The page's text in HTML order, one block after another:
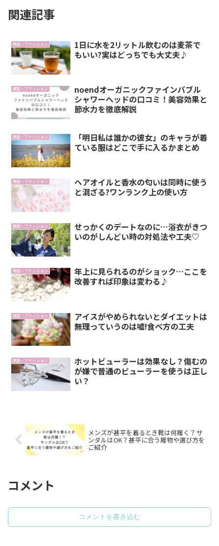
関連記事
美容・ファッション
1日に水を2リットル飲むのは麦茶で
もいい?実はどっちでも大丈夫♪
美容・ファッション
noendオーガニックファインバブル
シャワーヘッドの口コミ！美容効果と
節水力を徹底解説
美容・ファッション
「明日私は誰かの彼女」のキャラが着
ている服はどこで手に入るかまとめ
美容・ファッション
ヘアオイルと香水の匂いは同時に使う
と混ざる?ワンランク上の使い方
美容・ファッション
せっかくのデートなのに…浴衣がきつ
いのがしんどい時の対処法や工夫♡
美容・ファッション
年上に見られるのがショック…ここを
改善すれば印象は変わる♪
美容・ファッション
アイスがやめられないとダイエットは
無理っていうのは嘘!食べ方の工夫
美容・ファッション
ホットビューラーは効果なし？傷むの
が嫌で普通のビューラーを使うは正し
い？
メンズが甚平を着るとき靴は何履く？サ
ンダルはOK？甚平に合う履物や選び方を
ご紹介
コメント
コメントを書き込む